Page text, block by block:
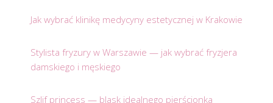
Jak wybrać klinikę medycyny estetycznej w Krakowie
Stylista fryzury w Warszawie — jak wybrać fryzjera
damskiego i męskiego
Szlif princess — blask idealnego pierścionka